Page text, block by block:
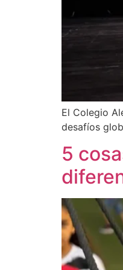
El Colegio
desafíos
5